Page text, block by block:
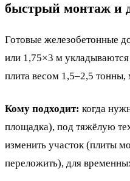
быстрый монтаж и
Готовые железобетонные
или 1,75×3 м
плита весом 1,5–2,5
Кому подходит: когда
площадка), под тяжёлую
изменить участок (плиты
переложить), для